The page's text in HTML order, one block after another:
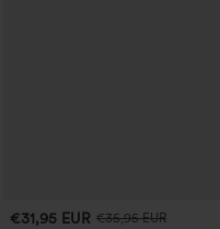
€31,95 EUR €35,95 EUR